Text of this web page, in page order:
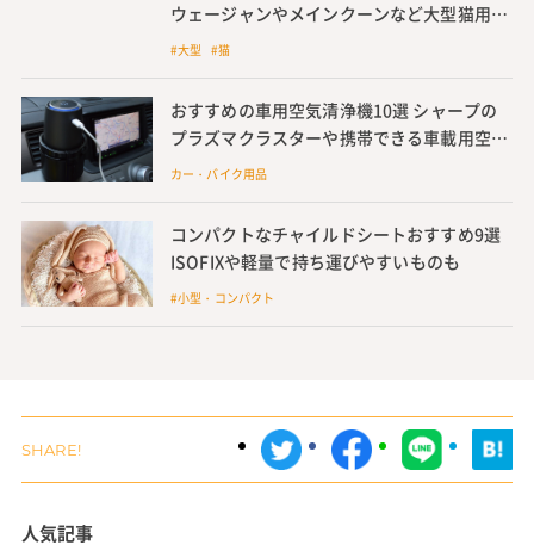
ウェージャンやメインクーンなど大型猫用キ
ャットタワーも紹介
#大型 #猫
おすすめの車用空気清浄機10選 シャープの
プラズマクラスターや携帯できる車載用空気
清浄機を紹介
カー・バイク用品
コンパクトなチャイルドシートおすすめ9選
ISOFIXや軽量で持ち運びやすいものも
#小型・コンパクト
人気記事